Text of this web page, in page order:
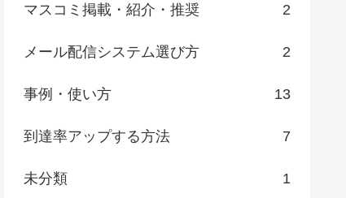
マスコミ掲載・紹介・推奨 2
メール配信システム選び方 2
事例・使い方 13
到達率アップする方法 7
未分類 1